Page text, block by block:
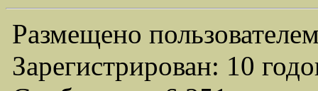
Размещено
Зарегистрирован: 10